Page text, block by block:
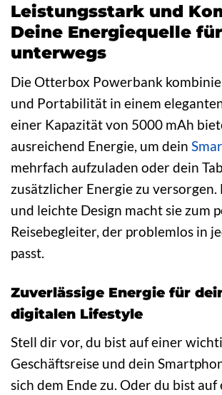
Leistungsstark und
Deine Energiequelle für
unterwegs
Die Otterbox Powerbank
und Portabilität in einem
einer Kapazität von 5000 mAh
ausreichend Energie, um dein
mehrfach aufzuladen oder dein
zusätzlicher Energie zu versorgen.
und leichte Design macht sie zum
Reisebegleiter, der problemlos in
passt.
Zuverlässige Energie für
digitalen Lifestyle
Stell dir vor, du bist auf einer
Geschäftsreise und dein
sich dem Ende zu. Oder du bist auf